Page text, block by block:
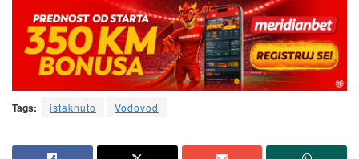
Tags: istaknuto Vodovod